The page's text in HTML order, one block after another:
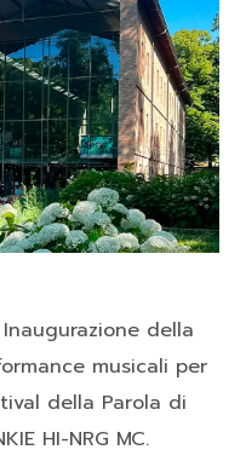
della
musicali per
della Parola di
HI-NRG MC.